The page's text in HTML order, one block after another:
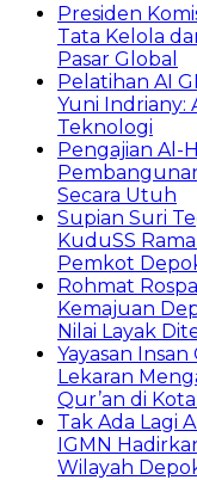
Presiden
Tata Kelola
Pasar Global
Pelatihan AI
Yuni Indriany:
Teknologi
Pengajian Al-
Secara Utuh
Supian Suri
KuduSS
Pemkot
Rohmat
Kemajuan
Nilai Layak
Yayasan
Lekaran
Qur’an di
Tak Ada Lagi
IGMN
Wilayah